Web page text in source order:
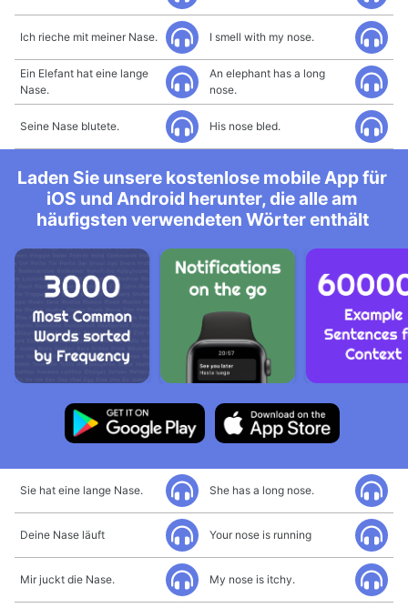
Ich rieche mit meiner Nase. I smell with my nose.
Ein Elefant hat eine lange
Nase.
An elephant has a long
nose.
Seine Nase blutete. His nose bled.
Laden Sie unsere kostenlose mobile App für
iOS und Android herunter, die alle am
häufigsten verwendeten Wörter enthält
Sie hat eine lange Nase. She has a long nose.
Deine Nase läuft Your nose is running
Mir juckt die Nase. My nose is itchy.